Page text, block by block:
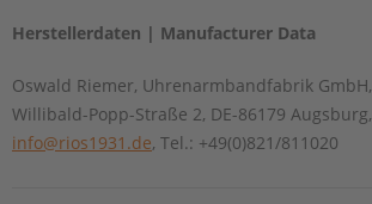
Herstellerdaten | Manufacturer Data
Oswald Riemer, Uhrenarmbandfabrik GmbH,
Willibald-Popp-Straße 2, DE-86179 Augsburg,
info@rios1931.de, Tel.: +49(0)821/811020